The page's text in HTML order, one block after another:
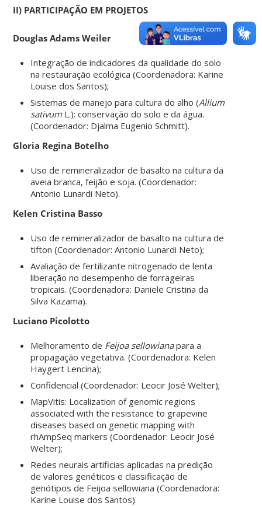
II) PARTICIPAÇÃO EM PROJETOS
Douglas Adams Weiler
Integração de indicadores da qualidade do solo
na restauração ecológica (Coordenadora: Karine
Louise dos Santos);
Sistemas de manejo para cultura do alho (Allium
sativum L.): conservação do solo e da água.
(Coordenador: Djalma Eugenio Schmitt).
Gloria Regina Botelho
Uso de remineralizador de basalto na cultura da
aveia branca, feijão e soja. (Coordenador:
Antonio Lunardi Neto).
Kelen Cristina Basso
Uso de remineralizador de basalto na cultura de
tifton (Coordenador: Antonio Lunardi Neto);
Avaliação de fertilizante nitrogenado de lenta
liberação no desempenho de forrageiras
tropicais. (Coordenadora: Daniele Cristina da
Silva Kazama).
Luciano Picolotto
Melhoramento de Feijoa sellowianapara a
propagação vegetativa. (Coordenadora: Kelen
Haygert Lencina);
Confidencial (Coordenador: Leocir José Welter);
MapVitis: Localization of genomic regions
associated with the resistance to grapevine
diseases based on genetic mapping with
rhAmpSeq markers (Coordenador: Leocir José
Welter);
Redes neurais artificias aplicadas na predição
de valores genéticos e classificação de
genótipos de Feijoa sellowiana (Coordenadora:
Karine Louise dos Santos).